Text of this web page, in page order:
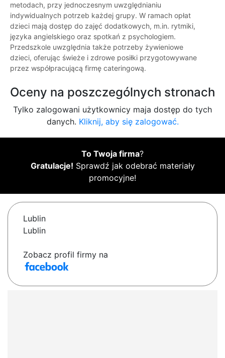
metodach, przy jednoczesnym uwzględnianiu
indywidualnych potrzeb każdej grupy. W ramach opłat
dzieci mają dostęp do zajęć dodatkowych, m.in. rytmiki,
języka angielskiego oraz spotkań z psychologiem.
Przedszkole uwzględnia także potrzeby żywieniowe
dzieci, oferując świeże i zdrowe posiłki przygotowywane
przez współpracującą firmę cateringową.
Oceny na poszczególnych stronach
Tylko zalogowani użytkownicy maja dostęp do tych
danych. Kliknij, aby się zalogować.
To Twoja firma?
Gratulacje! Sprawdź jak odebrać materiały
promocyjne!
Lublin
Lublin
Zobacz profil firmy na